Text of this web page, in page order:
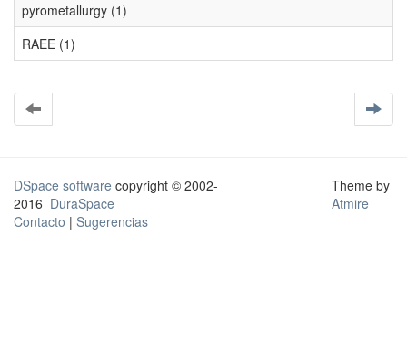
pyrometallurgy (1)
RAEE (1)
DSpace software copyright © 2002-
2016 DuraSpace
Contacto | Sugerencias
Theme by
Atmire